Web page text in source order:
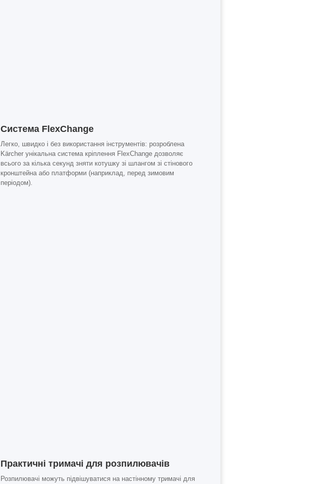
Система FlexChange
Легко, швидко і без використання інструментів: розроблена
Kärcher унікальна система кріплення FlexChange дозволяє
всього за кілька секунд зняти котушку зі шлангом зі стінового
кронштейна або платформи (наприклад, перед зимовим
періодом).
Практичні тримачі для розпилювачів
Розпилювачі можуть підвішуватися на настінному тримачі для